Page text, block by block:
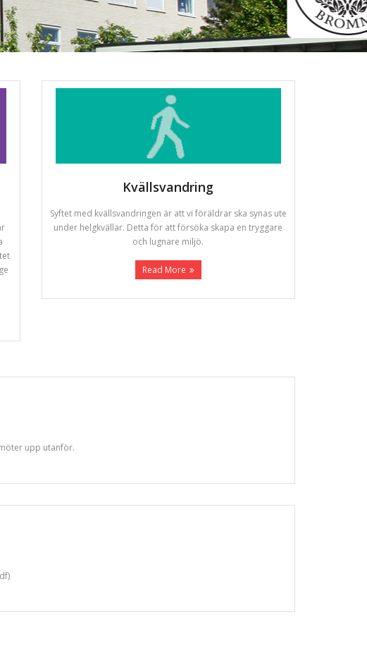
Kvällsvandring
Syftet med kvällsvandringen är att vi föräldrar ska synas ute
under helgkvällar. Detta för att försöka skapa en tryggare
och lugnare miljö.
Read More
upp utanför.